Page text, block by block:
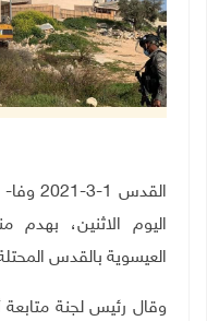
القدس
اليوم الاثنين،
العيسوية بالقدس
وقال رئيس لجنة